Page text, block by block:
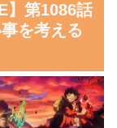
国人が日本のラー
…」→「え
？？？？？」＝韓
】第1086話
を考える